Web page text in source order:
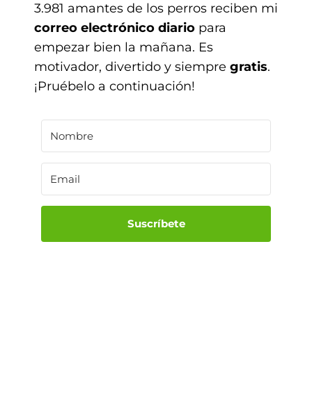
3.981 amantes de los perros reciben mi
correo electrónico diario para
empezar bien la mañana. Es
motivador, divertido y siempre gratis.
¡Pruébelo a continuación!
Suscríbete